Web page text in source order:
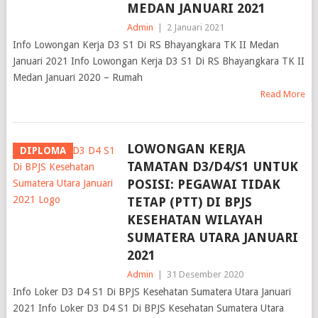
MEDAN JANUARI 2021
Admin 2 Januari 2021
Info Lowongan Kerja D3 S1 Di RS Bhayangkara TK II Medan
Januari 2021 Info Lowongan Kerja D3 S1 Di RS Bhayangkara TK II
Medan Januari 2020 – Rumah
Read More
DIPLOMA
LOWONGAN KERJA
TAMATAN D3/D4/S1 UNTUK
POSISI: PEGAWAI TIDAK
TETAP (PTT) DI BPJS
KESEHATAN WILAYAH
SUMATERA UTARA JANUARI
2021
Admin 31 Desember 2020
Info Loker D3 D4 S1 Di BPJS Kesehatan Sumatera Utara Januari
2021 Info Loker D3 D4 S1 Di BPJS Kesehatan Sumatera Utara